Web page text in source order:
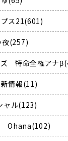
ス21(601)
(257)
ズ 特命全権アナ
情報(11)
ャル(123)
Ohana(102)